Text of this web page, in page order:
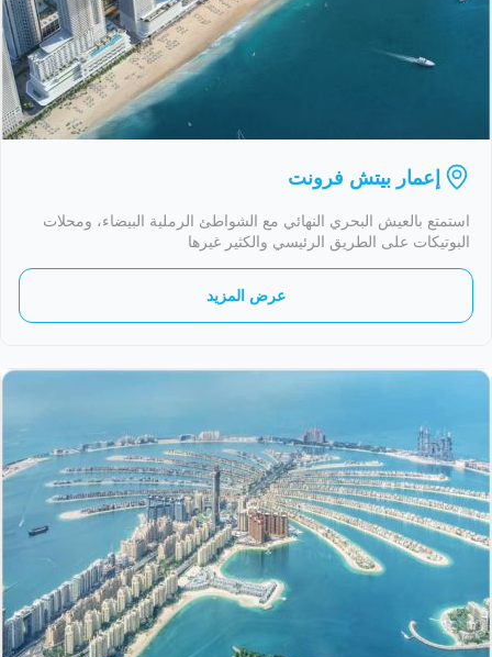
إعمار بيتش فرونت
استمتع بالعيش البحري النهائي مع الشواطئ الرملية البيضاء، ومحلات
البوتيكات على الطريق الرئيسي والكثير غيرها
عرض المزيد